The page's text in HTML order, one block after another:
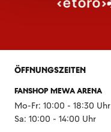
ÖFFNUNGSZEITEN
FANSHOP MEWA ARENA
Mo-Fr: 10:00 - 18:30 Uhr
Sa: 10:00 - 14:00 Uhr